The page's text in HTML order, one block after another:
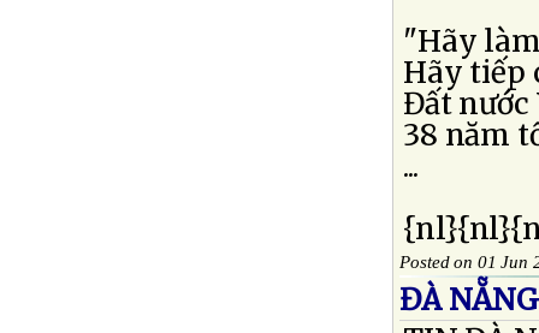
"Hãy
Hãy tiếp
Đất nước
38 năm
...
Posted on 01 Jun
ĐÀ